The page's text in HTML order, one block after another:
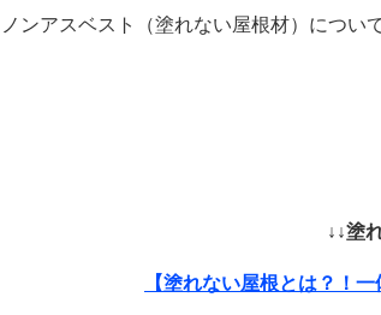
ノンアスベスト（塗れない屋根材）につい
↓↓塗
【塗れない屋根とは？！